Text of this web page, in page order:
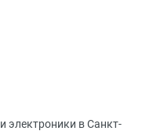
электроники в Санкт-